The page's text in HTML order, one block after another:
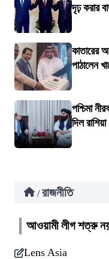
দৃঢ় করার
কাতারের
পাঠালেন
পশ্চিমা
দিল রাশিয়া
/ রাজনীতি
আওয়ামী লীগ শত্রু
Lens Asia